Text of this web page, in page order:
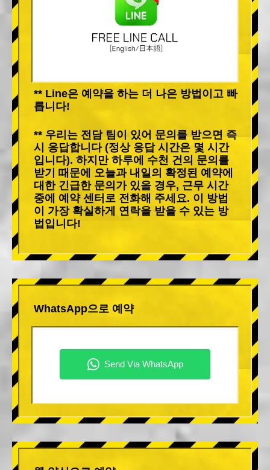
** Line은 예약을 하는 더 나은 방법이고 빠
릅니다!
** 우리는 전담 팀이 있어 문의를 받으면 즉
시 응답합니다 (정상 응답 시간은 몇 시간
입니다). 하지만 하루에 수천 건의 문의를
받기 때문에 오늘과 내일의 확정된 예약에
대한 긴급한 문의가 있을 경우, 근무 시간
중에 예약 센터로 전화해 주세요. 이 방법
이 가장 확실하게 연락을 받을 수 있는 방
법입니다!
WhatsApp으로 예약